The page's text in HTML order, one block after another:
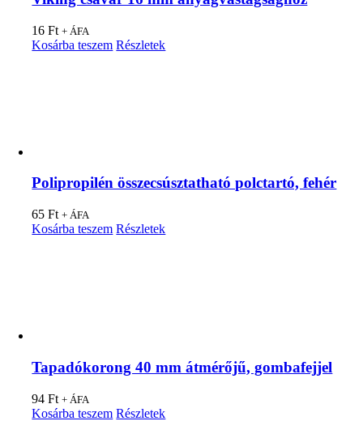
16Ft + ÁFA
Kosárba teszem Részletek
Polipropilén összecsúsztatható polctartó, fehér
65Ft + ÁFA
Kosárba teszem Részletek
Tapadókorong 40 mm átmérőjű, gombafejjel
94Ft + ÁFA
Kosárba teszem Részletek